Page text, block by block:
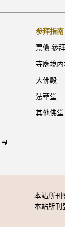
参拜指南
票價 參
寺廟境
大佛殿
法華堂
其他佛堂
本站所刊
本站所刊